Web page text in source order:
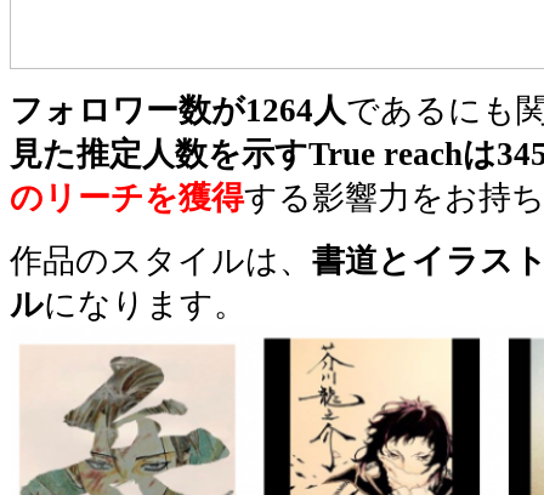
フォロワー数が1264人であるにも
見た推定人数を示すTrue reachは
のリーチを獲得する影響力をお持
作品のスタイルは、 書道とイラス
ルになります。